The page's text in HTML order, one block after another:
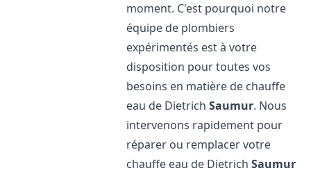
moment. C'est pourquoi notre
équipe de plombiers
expérimentés est à votre
disposition pour toutes vos
besoins en matière de chauffe
eau de DietrichSaumur. Nous
intervenons rapidement pour
réparer ou remplacer votre
chauffe eau de DietrichSaumur